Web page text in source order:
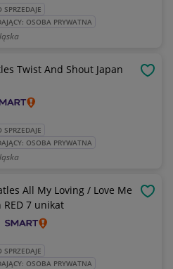
SPRZEDAJE
OSOBA PRYWATNA
SPRZEDAJE
OSOBA PRYWATNA
All My Loving / Love Me
RED 7 unikat
SPRZEDAJE
OSOBA PRYWATNA